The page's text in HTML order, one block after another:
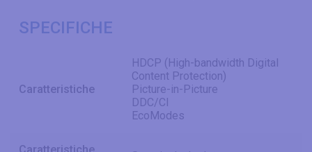
SPECIFICHE
Caratteristiche
HDCP (High-bandwidth Digital
Content Protection)
Picture-in-Picture
DDC/CI
EcoModes
Caratteristiche